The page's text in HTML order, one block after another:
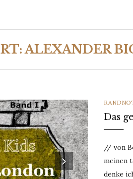
ALEXANDER
Das
// von
meinen
denke